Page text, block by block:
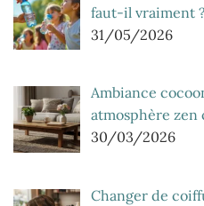
faut-il vraiment ?
31/05/2026
Ambiance
atmosphère zen
30/03/2026
Changer de